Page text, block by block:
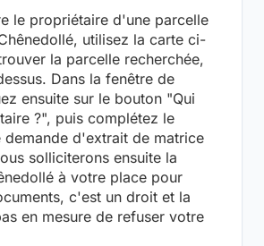
le propriétaire d'une parcelle
utilisez la carte ci-
la parcelle recherchée,
Dans la fenêtre de
ensuite sur le bouton "Qui
?", puis complétez le
demande d'extrait de matrice
solliciterons ensuite la
à votre place pour
c'est un droit et la
en mesure de refuser votre